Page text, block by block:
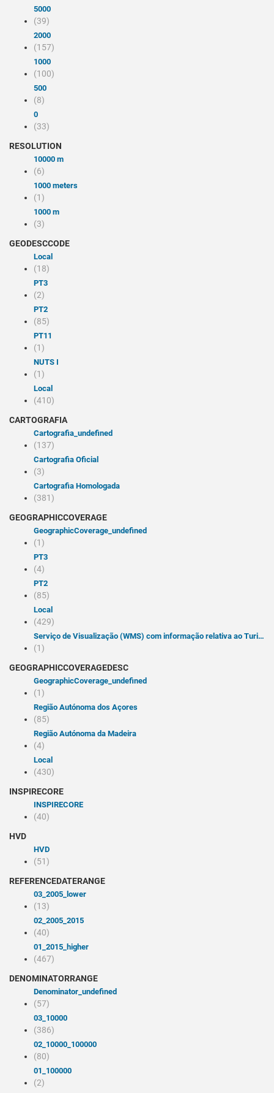
5000
(39)
2000
(157)
1000
(100)
500
(8)
0
(33)
RESOLUTION
10000 m
(6)
1000 meters
(1)
1000 m
(3)
GEODESCCODE
local
(18)
PT3
(2)
PT2
(85)
PT11
(1)
NUTS I
(1)
Local
(410)
CARTOGRAFIA
cartografia_undefined
(137)
Cartografia Oficial
(3)
Cartografia Homologada
(381)
GEOGRAPHICCOVERAGE
geographicCoverage_undefined
(1)
PT3
(4)
PT2
(85)
Local
(429)
Serviço de Visualização (WMS) com informação relativa ao Turismo da Região Autónoma dos Açores (RAA) 2020-01-09 publication Serviço de Visualização (WMS) com informação relativa ao Turismo da Região Autónoma dos Açores (RAA) Direção Regional do Turismo/Secretaria Regional do Turismo, Mobilidade e Infraestruturas/Governo dos Açores (+351) 292 200 500 (+351) 292 293 663/4 Rua Comendador Ernesto Rebelo, 14 Horta 9900-112 Portugal acoresturismo@azores.gov.pt pointOfContact asNeeded infoMapAccessService ISO - 19119 geographic services taxonomy 2010-01-19 publication Açores Faial Pico São Jorge Terceira Graciosa Corvo Flores São Miguel Santa Maria place RAA SRTMI_GRA Turismo Posto de informação Postos de turismo Pontos de interesse Natureza Religião Museu Centro de Inerpretação Alojamentos theme infoMapAccessService ISO 19119 service taxonomy 2013-01-01 publication otherRestrictions Acesso público sem restrições otherRestrictions acesso e uso sem condições view true PT11 true -32.00 -24.00 36.30 40.20 tight GetCapabilities XML https://visualizador-idea.ambiente.azores.gov.pt/postgresql/externos/public/turismo_raa/cgi-bin/qgis_mapserv.fcgi?request=GetCapabilities&service=WMS&version=1.3.0
(1)
GEOGRAPHICCOVERAGEDESC
geographicCoverage_undefined
(1)
Região Autónoma dos Açores
(85)
Região Autónoma da Madeira
(4)
Local
(430)
INSPIRECORE
INSPIRECORE
(40)
HVD
HVD
(51)
REFERENCEDATERANGE
03_2005_lower
(13)
02_2005_2015
(40)
01_2015_higher
(467)
DENOMINATORRANGE
denominator_undefined
(57)
03_10000
(386)
02_10000_100000
(80)
01_100000
(2)